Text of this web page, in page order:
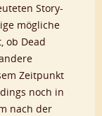
Story-
mögliche
ob Dead
Zeitpunkt
noch in
nach der